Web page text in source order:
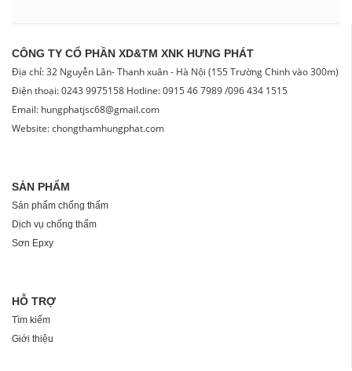
CÔNG TY CỔ PHẦN XD&TM XNK HƯNG PHÁT
Địa chỉ: 32 Nguyễn Lân- Thanh xuân - Hà Nội (155 Trường Chinh vào 300m)
Điện thoại: 0243 9975158 Hotline: 0915 46 7989 /096 434 1515
Email: hungphatjsc68@gmail.com
Website: chongthamhungphat.com
SẢN PHẨM
Sản phẩm chống thấm
Dịch vụ chống thấm
Sơn Epxy
HỖ TRỢ
Tìm kiếm
Giới thiệu